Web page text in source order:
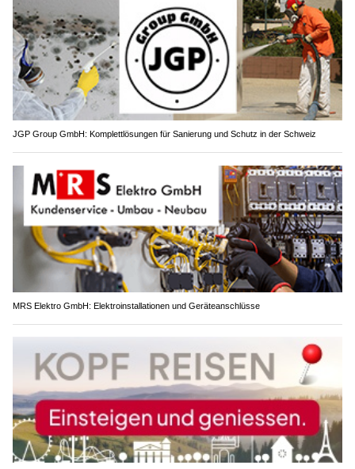
JGP Group GmbH: Komplettlösungen für Sanierung und Schutz in der Schweiz
MRS Elektro GmbH: Elektroinstallationen und Geräteanschlüsse